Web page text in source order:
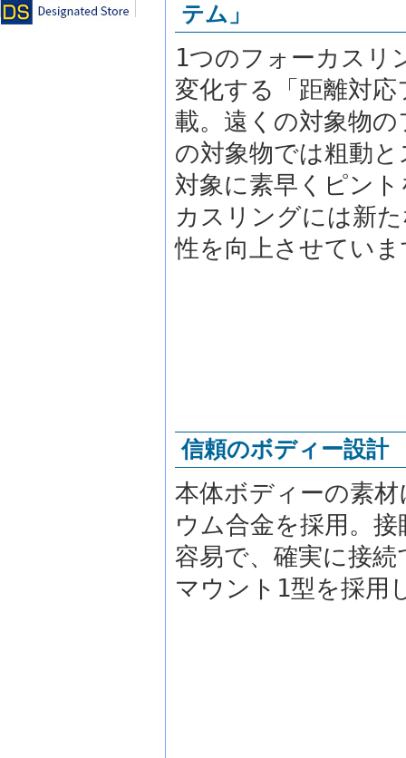
テム」
1つのフォーカスリ
変化する「距離対
載。遠くの対象物
の対象物では粗動
対象に素早くピン
カスリングには新
性を向上させてい
信頼のボディー設計
本体ボディーの素
ウム合金を採用。
容易で、確実に接
マウント1型を採用